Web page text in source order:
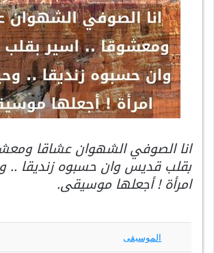
انا الصوفي الشهوان عشاقا
بقلب قديس وان حسبوه زنديقا ..
امرأة ! أجعلها موسيقى.
الموسيقى